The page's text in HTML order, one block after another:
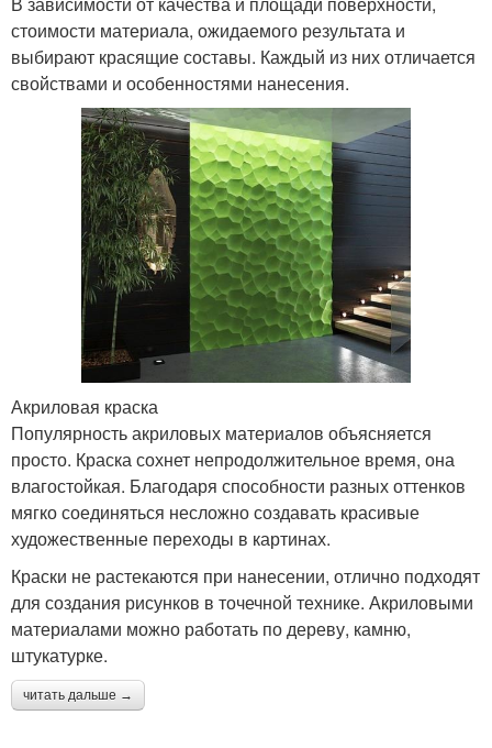
стоимости материала, ожидаемого результата и
выбирают красящие составы. Каждый из них отличается
свойствами и особенностями нанесения.
Акриловая краска
Популярность акриловых материалов объясняется
просто. Краска сохнет непродолжительное время, она
влагостойкая. Благодаря способности разных оттенков
мягко соединяться несложно создавать красивые
художественные переходы в картинах.
Краски не растекаются при нанесении, отлично подходят
для создания рисунков в точечной технике. Акриловыми
материалами можно работать по дереву, камню,
штукатурке.
читать дальше →